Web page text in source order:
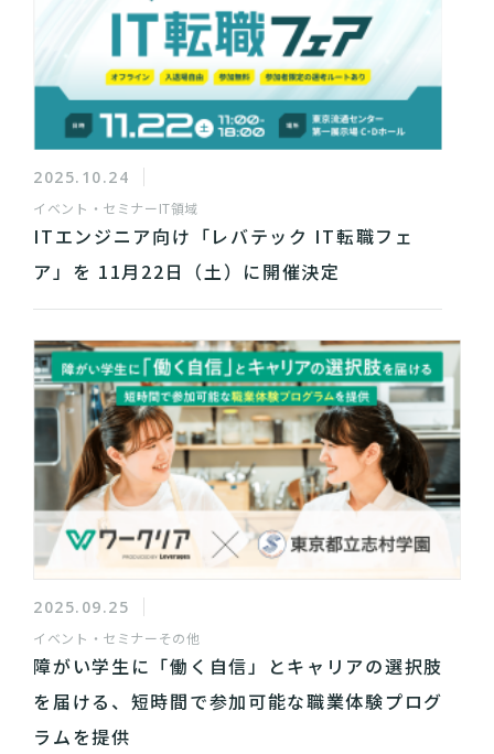
2025.10.24
イベント・セミナーIT領域
ITエンジニア向け「レバテック IT転職フェ
ア」を 11月22日（土）に開催決定
2025.09.25
イベント・セミナーその他
障がい学生に「働く自信」とキャリアの選択肢
を届ける、短時間で参加可能な職業体験プログ
ラムを提供